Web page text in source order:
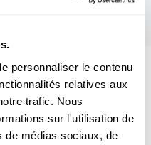
personnaliser le contenu
relatives aux
trafic. Nous
sur l'utilisation de
de médias sociaux, de